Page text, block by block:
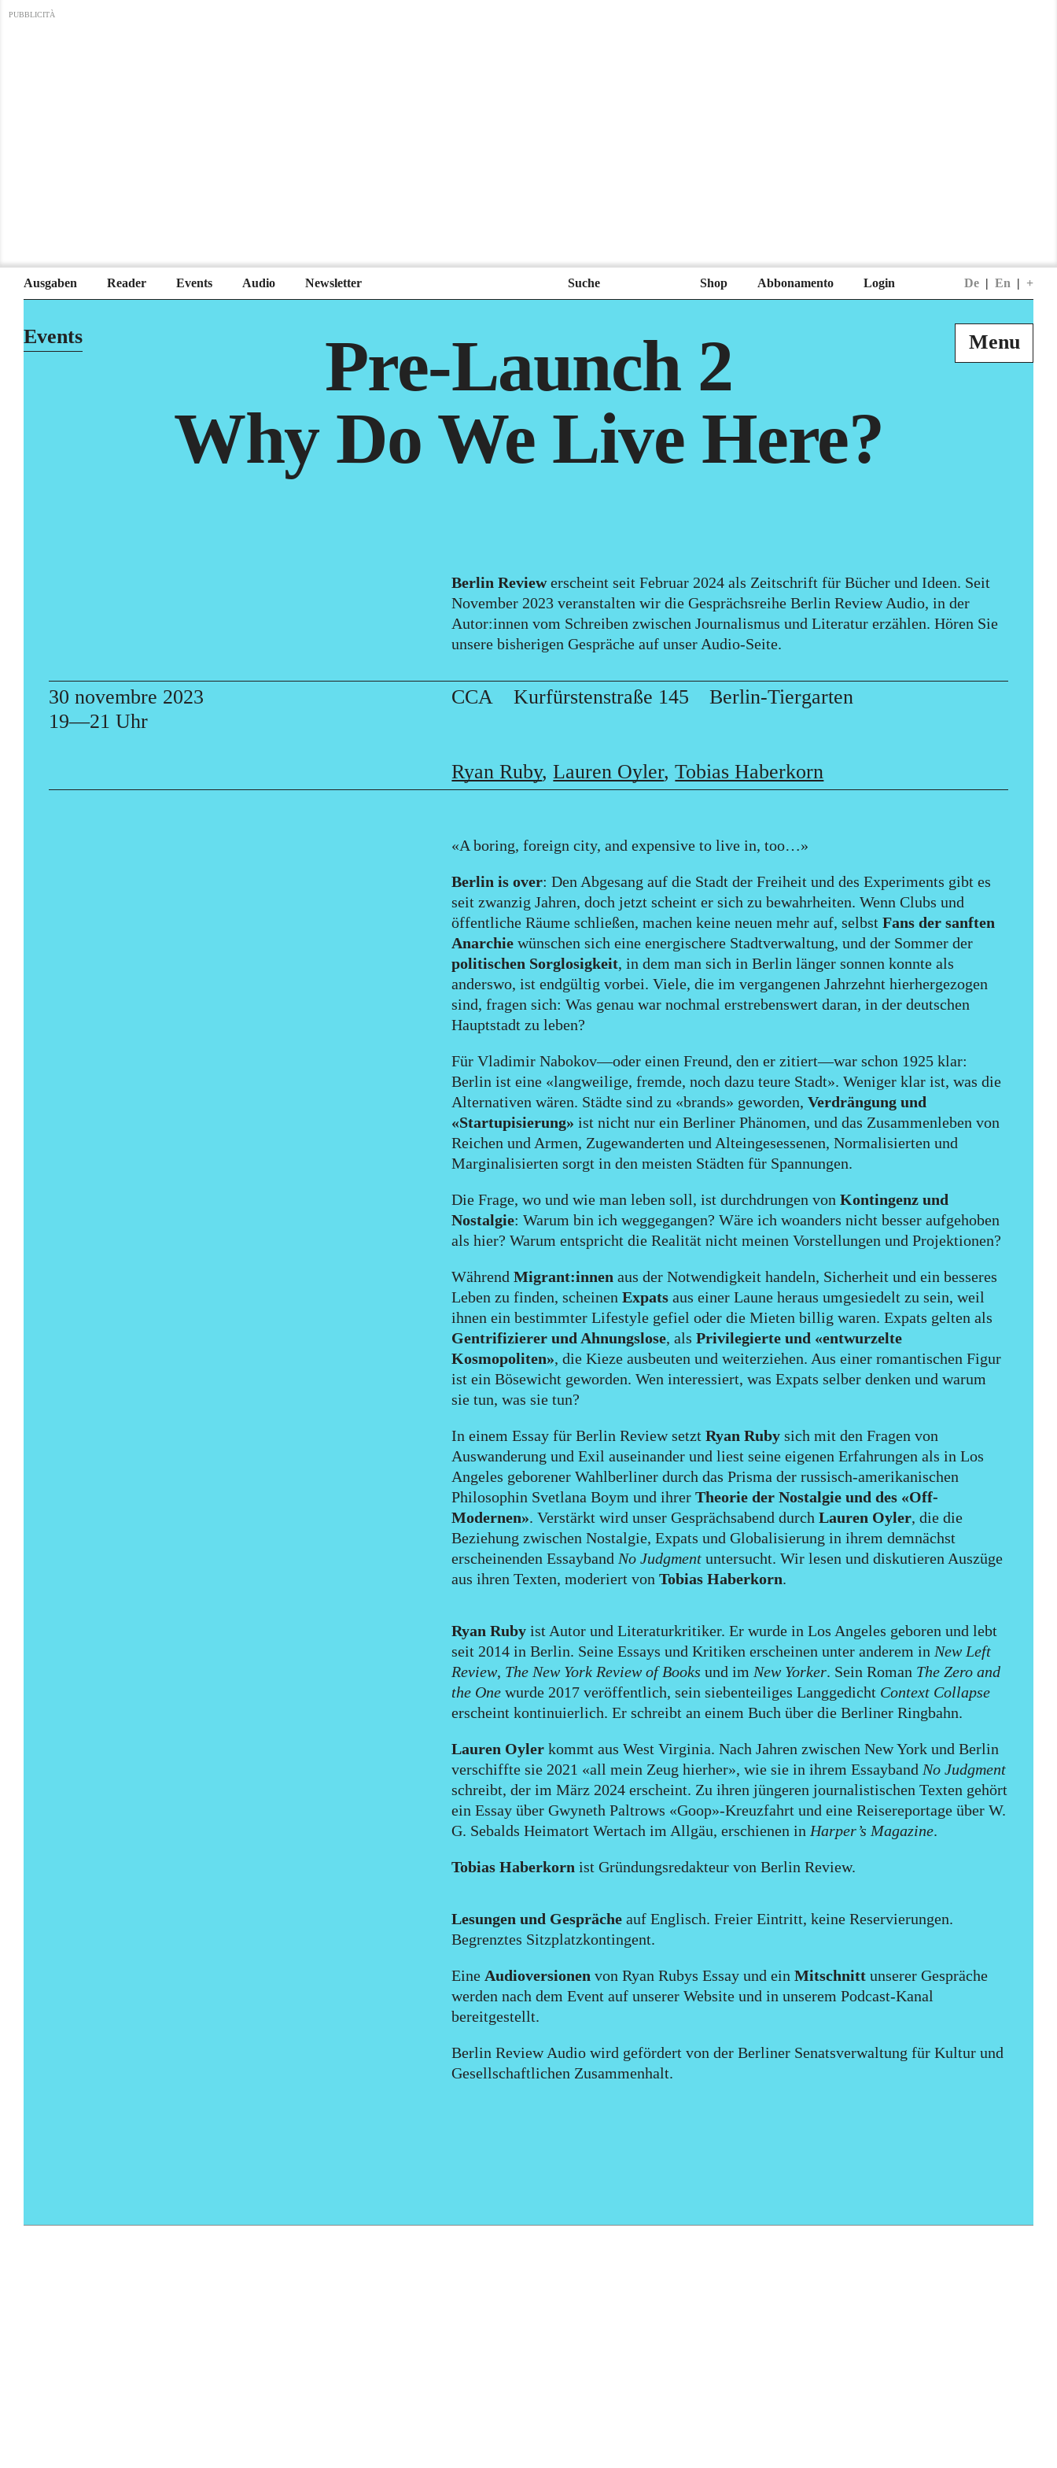
PUBBLICITÀ
Ausgaben Reader Events Audio Newsletter Suche Shop Abbonamento Login De | En | +
Events Menu
Pre-Launch 2
Why Do We Live Here?
Berlin Reviewerscheint seit Februar 2024 als Zeitschrift für Bücher und Ideen. Seit
November 2023 veranstalten wir die Gesprächsreihe Berlin Review Audio, in der
Autor:innen vom Schreiben zwischen Journalismus und Literatur erzählen. Hören Sie
unsere bisherigen Gespräche auf unser Audio-Seite.
30 novembre 2023
19—21 Uhr
CCA Kurfürstenstraße 145 Berlin-Tiergarten
Ryan Ruby,Lauren Oyler,Tobias Haberkorn
«A boring, foreign city, and expensive to live in, too…»
Berlin is over: Den Abgesang auf die Stadt der Freiheit und des Experiments gibt es
seit zwanzig Jahren, doch jetzt scheint er sich zu bewahrheiten. Wenn Clubs und
öffentliche Räume schließen, machen keine neuen mehr auf, selbstFans der sanften
Anarchiewünschen sich eine energischere Stadtverwaltung, und der Sommer der
politischen Sorglosigkeit, in dem man sich in Berlin länger sonnen konnte als
anderswo, ist endgültig vorbei. Viele, die im vergangenen Jahrzehnt hierhergezogen
sind, fragen sich: Was genau war nochmal erstrebenswert daran, in der deutschen
Hauptstadt zu leben?
Für Vladimir Nabokov—oder einen Freund, den er zitiert—war schon 1925 klar:
Berlin ist eine «langweilige, fremde, noch dazu teure Stadt». Weniger klar ist, was die
Alternativen wären. Städte sind zu «brands» geworden,Verdrängung und
«Startupisierung» ist nicht nur ein Berliner Phänomen, und das Zusammenleben von
Reichen und Armen, Zugewanderten und Alteingesessenen, Normalisierten und
Marginalisierten sorgt in den meisten Städten für Spannungen.
Die Frage, wo und wie man leben soll, ist durchdrungen vonKontingenz und
Nostalgie: Warum bin ich weggegangen? Wäre ich woanders nicht besser aufgehoben
als hier? Warum entspricht die Realität nicht meinen Vorstellungen und Projektionen?
WährendMigrant:innen aus der Notwendigkeit handeln, Sicherheit und ein besseres
Leben zu finden, scheinenExpatsaus einer Laune heraus umgesiedelt zu sein, weil
ihnen ein bestimmter Lifestyle gefiel oder die Mieten billig waren. Expats gelten als
Gentrifizierer und Ahnungslose, alsPrivilegierte und «entwurzelte
Kosmopoliten», die Kieze ausbeuten und weiterziehen. Aus einer romantischen Figur
ist ein Bösewicht geworden. Wen interessiert, was Expats selber denken und warum
sie tun, was sie tun?
In einem Essay für Berlin Review setztRyan Ruby sich mit den Fragen von
Auswanderung und Exil auseinander und liest seine eigenen Erfahrungen als in Los
Angeles geborener Wahlberliner durch das Prisma der russisch-amerikanischen
Philosophin Svetlana Boym und ihrerTheorie der Nostalgie und des «Off-
Modernen». Verstärkt wird unser Gesprächsabend durchLauren Oyler, die die
Beziehung zwischen Nostalgie, Expats und Globalisierung in ihrem demnächst
erscheinenden Essayband No Judgment untersucht. Wir lesen und diskutieren Auszüge
aus ihren Texten, moderiert vonTobias Haberkorn.
Ryan Ruby ist Autor und Literaturkritiker. Er wurde in Los Angeles geboren und lebt
seit 2014 in Berlin. Seine Essays und Kritiken erscheinen unter anderem in New Left
Review, The New York Review of Books und im New Yorker. Sein Roman The Zero and
the One wurde 2017 veröffentlich, sein siebenteiliges Langgedicht Context Collapse
erscheint kontinuierlich. Er schreibt an einem Buch über die Berliner Ringbahn.
Lauren Oyler kommt aus West Virginia. Nach Jahren zwischen New York und Berlin
verschiffte sie 2021 «all mein Zeug hierher», wie sie in ihrem Essayband No Judgment
schreibt, der im März 2024 erscheint. Zu ihren jüngeren journalistischen Texten gehört
ein Essay über Gwyneth Paltrows «Goop»-Kreuzfahrt und eine Reisereportage über W.
G. Sebalds Heimatort Wertach im Allgäu, erschienen in Harper’s Magazine.
Tobias Haberkorn ist Gründungsredakteur von Berlin Review.
Lesungen und Gespräche auf Englisch. Freier Eintritt, keine Reservierungen.
Begrenztes Sitzplatzkontingent.
Eine Audioversionen von Ryan Rubys Essay und einMitschnitt unserer Gespräche
werden nach dem Event auf unserer Website und in unserem Podcast-Kanal
bereitgestellt.
Berlin Review Audio wird gefördert von der Berliner Senatsverwaltung für Kultur und
Gesellschaftlichen Zusammenhalt.